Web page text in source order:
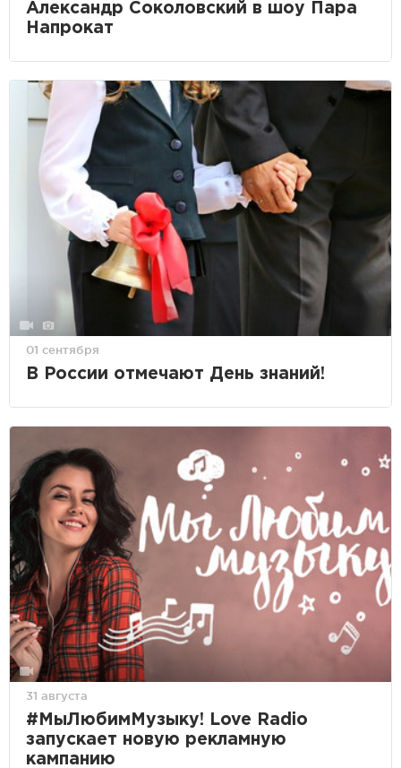
Александр Соколовский в шоу Пара
Напрокат
01 сентября
В России отмечают День знаний!
31 августа
#МыЛюбимМузыку! Love Radio
запускает новую рекламную
кампанию